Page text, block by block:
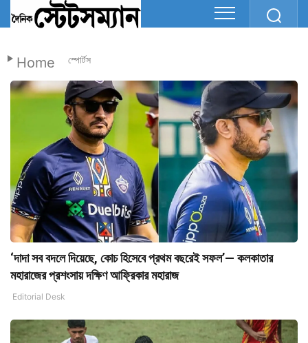
Home স্পোর্টস
‘দাদা সব বদলে দিয়েছে, কোচ হিসেবে প্রথম বছরেই সফল’— কলকাতার
মহারাজের প্রশংসায় দক্ষিণ আফ্রিকার মহারাজ
Editorial Desk